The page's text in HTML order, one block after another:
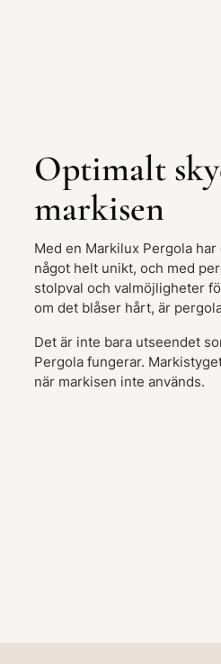
Optimalt
markisen
Med en Markilux Pergola
något helt unikt, och med
stolpval och valmöjligheter
om det blåser hårt, är
Det är inte bara utseendet
Pergola fungerar.
när markisen inte används.